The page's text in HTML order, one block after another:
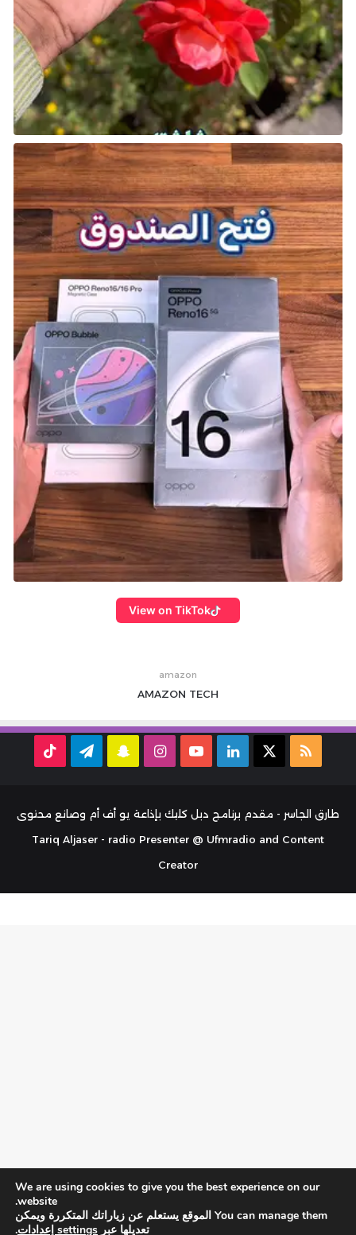
View on TikTok
amazon
AMAZON TECH
ملخص
RSS
لينكدإن ‫YouTubeانستقرامسناب تيلقرام
طارق الجاسر - مقدم برنامج دبل كليك بإذاعة يو أف أم وصانع محتوى
Tariq Aljaser - radio Presenter @ Ufmradio and Content
Creator
We are using cookies to give you the best experience on our
website.
You can manage them الموقع يستعلم عن زياراتك المتكررة ويمكن
تعديلها عبر settings إعدادات .